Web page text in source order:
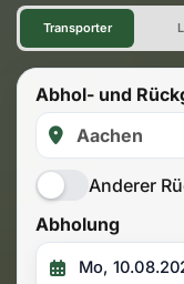
Transporter
Abhol- und
Anderer
Abholung